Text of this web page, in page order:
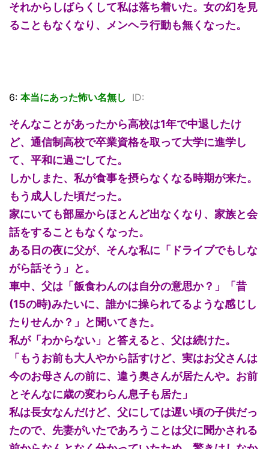
それからしばらくして私は落ち着いた。女の幻を見
ることもなくなり、メンヘラ行動も無くなった。
6: 本当にあった怖い名無し ID:
そんなことがあったから高校は1年で中退したけ
ど、通信制高校で卒業資格を取って大学に進学し
て、平和に過ごしてた。
しかしまた、私が食事を摂らなくなる時期が来た。
もう成人した頃だった。
家にいても部屋からほとんど出なくなり、家族と会
話をすることもなくなった。
ある日の夜に父が、そんな私に「ドライブでもしな
がら話そう」と。
車中、父は「飯食わんのは自分の意思か？」「昔
(15の時)みたいに、誰かに操られてるような感じし
たりせんか？」と聞いてきた。
私が「わからない」と答えると、父は続けた。
「もうお前も大人やから話すけど、実はお父さんは
今のお母さんの前に、違う奥さんが居たんや。お前
とそんなに歳の変わらん息子も居た」
私は長女なんだけど、父にしては遅い頃の子供だっ
たので、先妻がいたであろうことは父に聞かされる